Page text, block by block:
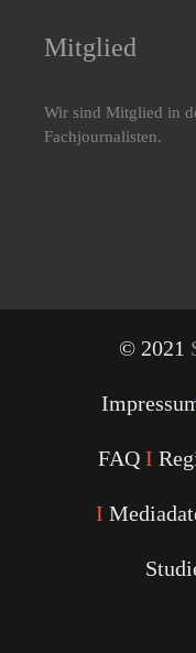
Mitglied
Wir sind Mitglied in
Fachjournalisten.
© 2021
FAQ I
I